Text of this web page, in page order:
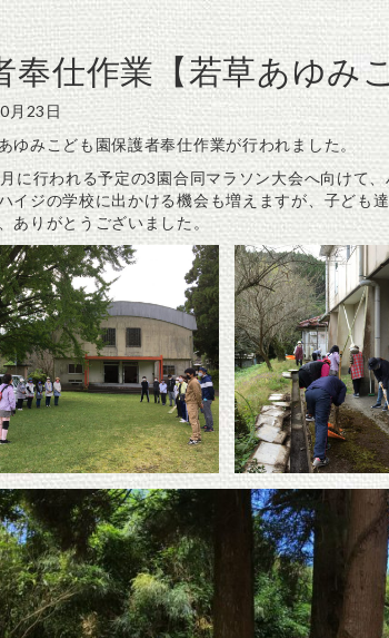
奉仕作業【若草あゆみ
月23日
ゆみこども園保護者奉仕作業が行われました。
に行われる予定の3園合同マラソン大会へ向けて
イジの学校に出かける機会も増えますが、子ども
ありがとうございました。